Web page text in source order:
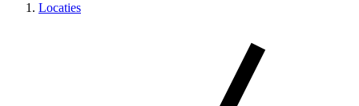
Locaties